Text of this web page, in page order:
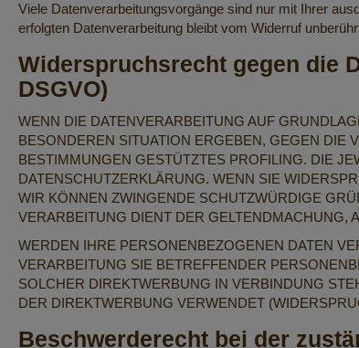
Viele Datenverarbeitungsvorgänge sind nur mit Ihrer
erfolgten Datenverarbeitung bleibt vom Widerruf
Widerspruchsrecht gegen die
DSGVO)
WENN DIE DATENVERARBEITUNG AUF
BESONDEREN SITUATION ERGEBEN, GEGEN DIE
BESTIMMUNGEN GESTÜTZTES PROFILING. DIE
DATENSCHUTZERKLÄRUNG. WENN SIE
WIR KÖNNEN ZWINGENDE SCHUTZWÜRDIGE
VERARBEITUNG DIENT DER GELTENDMACHUNG,
WERDEN IHRE PERSONENBEZOGENEN DATEN
VERARBEITUNG SIE BETREFFENDER
SOLCHER DIREKTWERBUNG IN VERBINDUNG
DER DIREKTWERBUNG VERWENDET
Beschwerde­recht bei der